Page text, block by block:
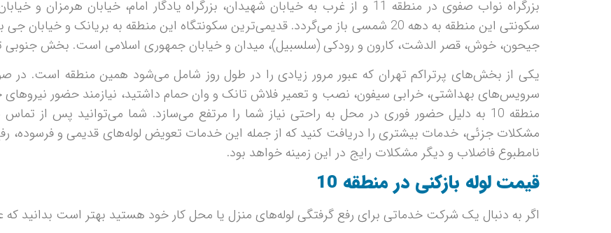
سکونتی این منطقه به دهه 20 شمسی باز می‌گردد. قدیمی‌ترین سکونتگاه این منطقه به بریانک
جیحون، خوش، قصر الدشت، کارون و رودکی (سلسبیل)، میدان و خیابان جمهوری اسلامی است. بخش جنوبی
یکی از بخش‌های پرتراکم تهران که عبور مرور زیادی را در طول روز شامل می‌شود همین منطقه است. در
سرویس‌های بهداشتی، خرابی سیفون، نصب و تعمیر فلاش تانک و وان حمام داشتید، نیازمند حضور نیروهای
منطقه 10 به دلیل حضور فوری در محل به راحتی نیاز شما را مرتفع می‌سازد. شما می‌توانید پس
مشکلات جزئی، خدمات بیشتری را دریافت کنید که از جمله این خدمات تعویض لوله‌های قدیمی و فرسوده،
نامطبوع فاضلاب و دیگر مشکلات رایج در این زمینه خواهد بود.
قیمت لوله بازکنی در منطقه 10
اگر به دنبال یک شرکت خدماتی برای رفع گرفتگی لوله‌های منزل یا محل کار خود هستید بهتر است بدانید